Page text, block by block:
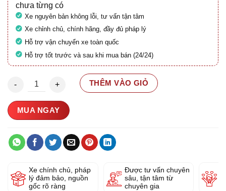
chưa từng có
Xe nguyên bản không lỗi, tư vấn tận tâm
Xe chỉnh chủ, chính hãng, đầy đủ pháp lý
Hỗ trợ vận chuyển xe toàn quốc
Hỗ trợ tốt trước và sau khi mua bán (24/24)
Harley 1200 Custom 2017 29A1-153.54 số lượng
THÊM VÀO GIỎ
MUA NGAY
Xe chính chủ, pháp
lý đảm bảo, nguồn
gốc rõ ràng
Được tư vấn chuyên
sâu, tận tâm từ
chuyên gia